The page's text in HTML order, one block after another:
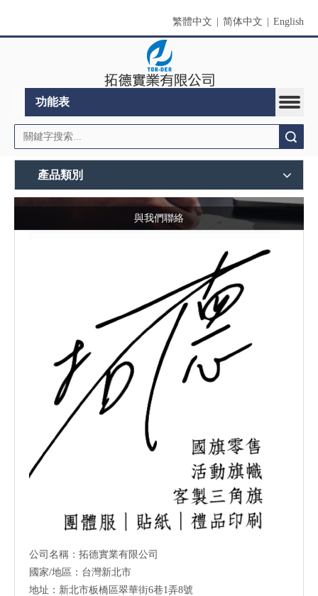
繁體中文 简体中文 English
功能表
產品類別
與我們聯絡
公司名稱：拓德實業有限公司
國家/地區：台灣新北市
地址：新北市板橋區翠華街6巷1弄8號